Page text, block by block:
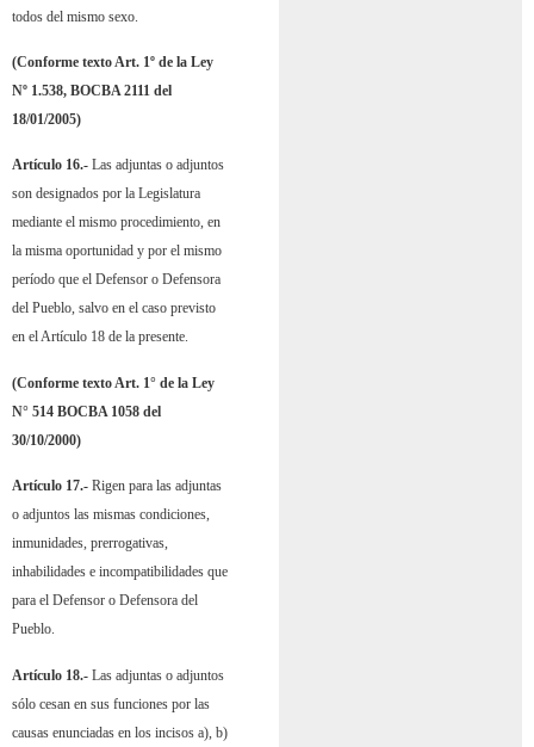
todos del mismo sexo.
(Conforme texto Art. 1º de la Ley
Nº 1.538, BOCBA 2111 del
18/01/2005)
Artículo 16.- Las adjuntas o adjuntos
son designados por la Legislatura
mediante el mismo procedimiento, en
la misma oportunidad y por el mismo
período que el Defensor o Defensora
del Pueblo, salvo en el caso previsto
en el Artículo 18 de la presente.
(Conforme texto Art. 1° de la Ley
N° 514 BOCBA 1058 del
30/10/2000)
Artículo 17.- Rigen para las adjuntas
o adjuntos las mismas condiciones,
inmunidades, prerrogativas,
inhabilidades e incompatibilidades que
para el Defensor o Defensora del
Pueblo.
Artículo 18.- Las adjuntas o adjuntos
sólo cesan en sus funciones por las
causas enunciadas en los incisos a), b)